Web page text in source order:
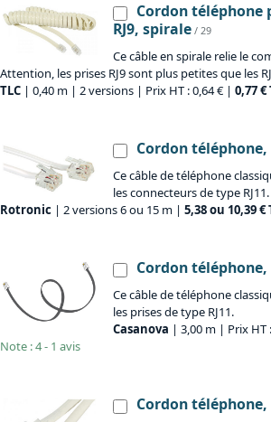
Cordon téléphone
RJ9, spirale / 29
Ce câble en spirale relie le
Attention, les prises RJ9 sont plus petites que les
TLC | 0,40 m | 2 versions | Prix HT : 0,64 € | 0,77 €
Cordon téléphone,
Ce câble de téléphone
les connecteurs de type RJ11.
Rotronic | 2 versions 6 ou 15 m | 5,38 ou 10,39 €
Cordon téléphone,
Ce câble de téléphone
les prises de type RJ11.
Casanova | 3,00 m | Prix HT
Note : 4 - 1 avis
Cordon téléphone,